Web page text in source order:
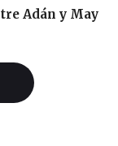
Adán y May